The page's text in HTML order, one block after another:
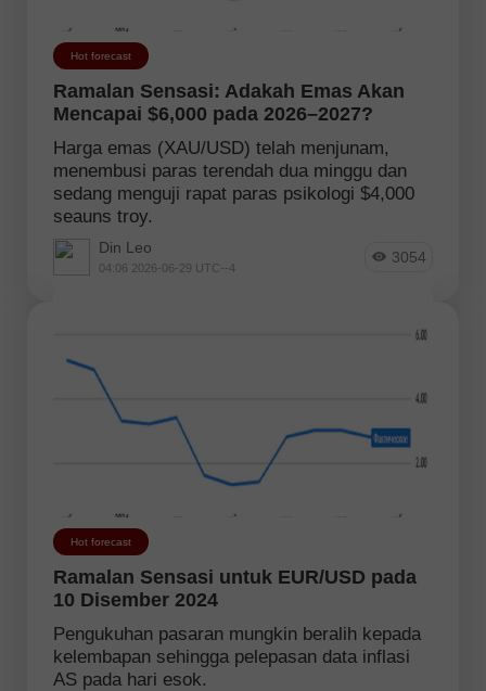
Hot forecast
Ramalan Sensasi: Adakah Emas Akan
Mencapai $6,000 pada 2026–2027?
Harga emas (XAU/USD) telah menjunam,
menembusi paras terendah dua minggu dan
sedang menguji rapat paras psikologi $4,000
seauns troy.
Din Leo
04:06 2026-06-29 UTC--4
3054
Hot forecast
Ramalan Sensasi untuk EUR/USD pada
10 Disember 2024
Pengukuhan pasaran mungkin beralih kepada
kelembapan sehingga pelepasan data inflasi
AS pada hari esok.